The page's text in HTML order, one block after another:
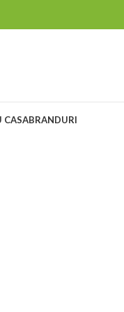
CASABRANDURI